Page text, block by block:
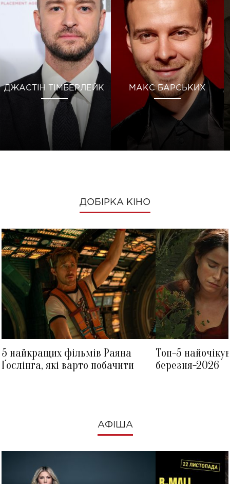
ДЖАСТІН ТІМБЕРЛЕЙК МАКС БАРСЬКИХ
ДОБІРКА КІНО
5 найкращих фільмів Раяна
Ґослінга, які варто побачити
Топ-5
березня-2026
АФІША